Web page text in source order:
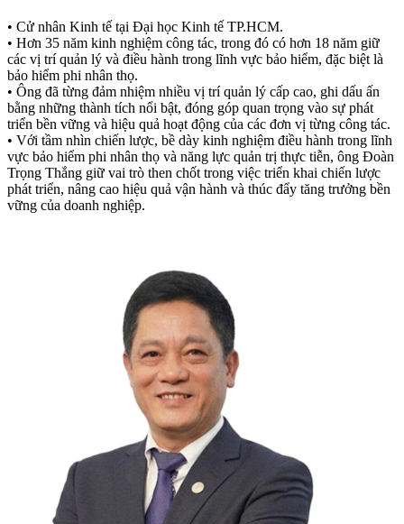
• Cử nhân Kinh tế tại Đại học Kinh tế TP.HCM.
• Hơn 35 năm kinh nghiệm công tác, trong đó có hơn 18 năm giữ
các vị trí quản lý và điều hành trong lĩnh vực bảo hiểm, đặc biệt là
bảo hiểm phi nhân thọ.
• Ông đã từng đảm nhiệm nhiều vị trí quản lý cấp cao, ghi dấu ấn
bằng những thành tích nổi bật, đóng góp quan trọng vào sự phát
triển bền vững và hiệu quả hoạt động của các đơn vị từng công tác.
• Với tầm nhìn chiến lược, bề dày kinh nghiệm điều hành trong lĩnh
vực bảo hiểm phi nhân thọ và năng lực quản trị thực tiễn, ông Đoàn
Trọng Thắng giữ vai trò then chốt trong việc triển khai chiến lược
phát triển, nâng cao hiệu quả vận hành và thúc đẩy tăng trưởng bền
vững của doanh nghiệp.